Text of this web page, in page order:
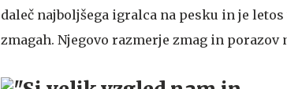
daleč najboljšega igralca na pesku in je
zmagah. Njegovo razmerje zmag in porazov